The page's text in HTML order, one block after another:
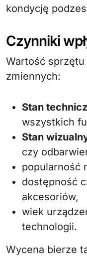
kondycję
Czynniki
Wartość
zmiennych:
Stan
wszystkich
Stan
czy
popularność
dostępność
akcesoriów,
wiek
technologii.
Wycena bierze